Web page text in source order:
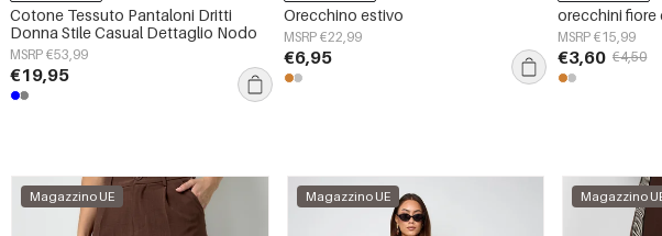
Cotone Tessuto Pantaloni Dritti
Donna Stile Casual Dettaglio Nodo
MSRP €53,99
€19,95
Orecchino estivo
MSRP €22,99
€6,95
orecchini fiore
MSRP €15,99
€3,60 €4,50
Magazzino UE Magazzino UE Magazzino